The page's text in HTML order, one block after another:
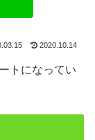
2020.10.14
トになってい